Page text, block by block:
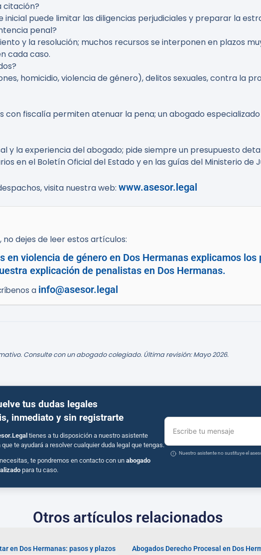
citación?
inicial puede limitar las diligencias perjudiciales y preparar la
penal?
y la resolución; muchos recursos se interponen en plazos
cada caso.
homicidio, violencia de género), delitos sexuales, contra la
con fiscalía permiten atenuar la pena; un abogado
y la experiencia del abogado; pide siempre un presupuesto
en el Boletín Oficial del Estado y en las guías del Ministerio de
visita nuestra web: www.asesor.legal
dejes de leer estos artículos:
en violencia de género en Dos Hermanas explicamos los
explicación de penalistas en Dos Hermanas.
a info@asesor.legal
Consulte con un abogado colegiado. Última revisión: Mayo 2026.
tus dudas legales
inmediato y sin registrarte
tienes a tu disposición a nuestro asistente
que te ayudará a resolver cualquier duda legal que tengas.
te pondremos en contacto con un abogado
para tu caso.
Escribe tu mensaje
Nuestro asistente no sustituye el
Otros artículos relacionados
en Dos Hermanas: pasos y plazos
Abogados Derecho Procesal en Dos